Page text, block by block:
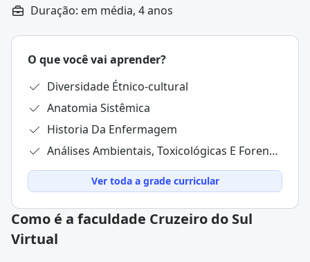
Duração: em média, 4 anos
O que você vai aprender?
Diversidade Étnico-cultural
Anatomia Sistêmica
Historia Da Enfermagem
Análises Ambientais, Toxicológicas E Forenses
Ver toda a grade curricular
Como é a faculdade Cruzeiro do Sul
Virtual